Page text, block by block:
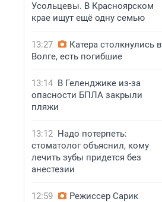
Усольцевы. В Красноярском
крае ищут ещё одну семью
13:27
Катера столкнулись в
Волге, есть погибшие
13:14 В Геленджике из-за
опасности БПЛА закрыли
пляжи
13:12 Надо потерпеть:
стоматолог объяснил, кому
лечить зубы придется без
анестезии
12:59
Режиссер Сарик